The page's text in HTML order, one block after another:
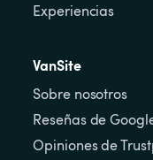
Experiencias
VanSite
Sobre nosotros
Reseñas de
Opiniones de